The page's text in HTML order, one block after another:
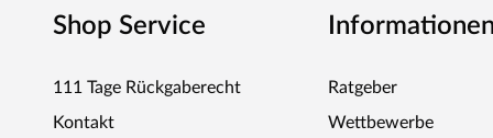
Innovative Materialien, hochwertiges Holz und günstige
Shop Service
111 Tage Rückgaberecht
Kontakt
Informationen
Ratgeber
Wettbewerbe